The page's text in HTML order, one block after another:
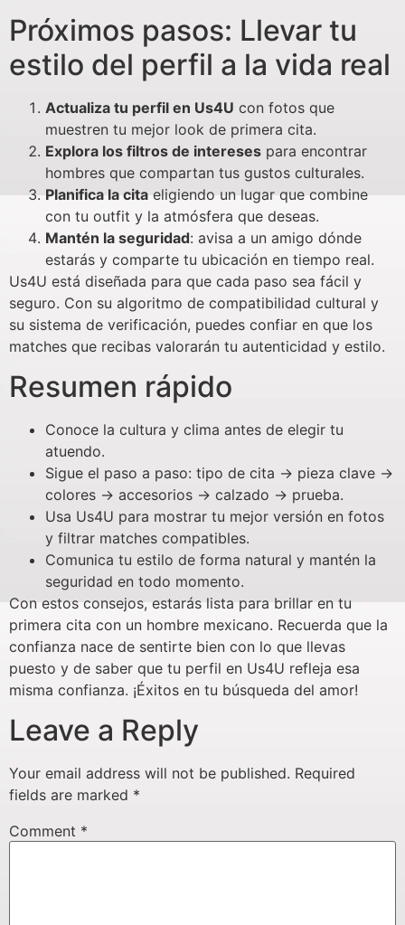
Próximos pasos: Llevar tu
estilo del perfil a la vida real
Actualiza tu perfil en Us4U con fotos que
muestren tu mejor look de primera cita.
Explora los filtros de intereses para encontrar
hombres que compartan tus gustos culturales.
Planifica la cita eligiendo un lugar que combine
con tu outfit y la atmósfera que deseas.
Mantén la seguridad: avisa a un amigo dónde
estarás y comparte tu ubicación en tiempo real.
Us4U está diseñada para que cada paso sea fácil y
seguro. Con su algoritmo de compatibilidad cultural y
su sistema de verificación, puedes confiar en que los
matches que recibas valorarán tu autenticidad y estilo.
Resumen rápido
Conoce la cultura y clima antes de elegir tu
atuendo.
Sigue el paso a paso: tipo de cita → pieza clave →
colores → accesorios → calzado → prueba.
Usa Us4U para mostrar tu mejor versión en fotos
y filtrar matches compatibles.
Comunica tu estilo de forma natural y mantén la
seguridad en todo momento.
Con estos consejos, estarás lista para brillar en tu
primera cita con un hombre mexicano. Recuerda que la
confianza nace de sentirte bien con lo que llevas
puesto y de saber que tu perfil en Us4U refleja esa
misma confianza. ¡Éxitos en tu búsqueda del amor!
Leave a Reply
Your email address will not be published. Required
fields are marked *
Comment *